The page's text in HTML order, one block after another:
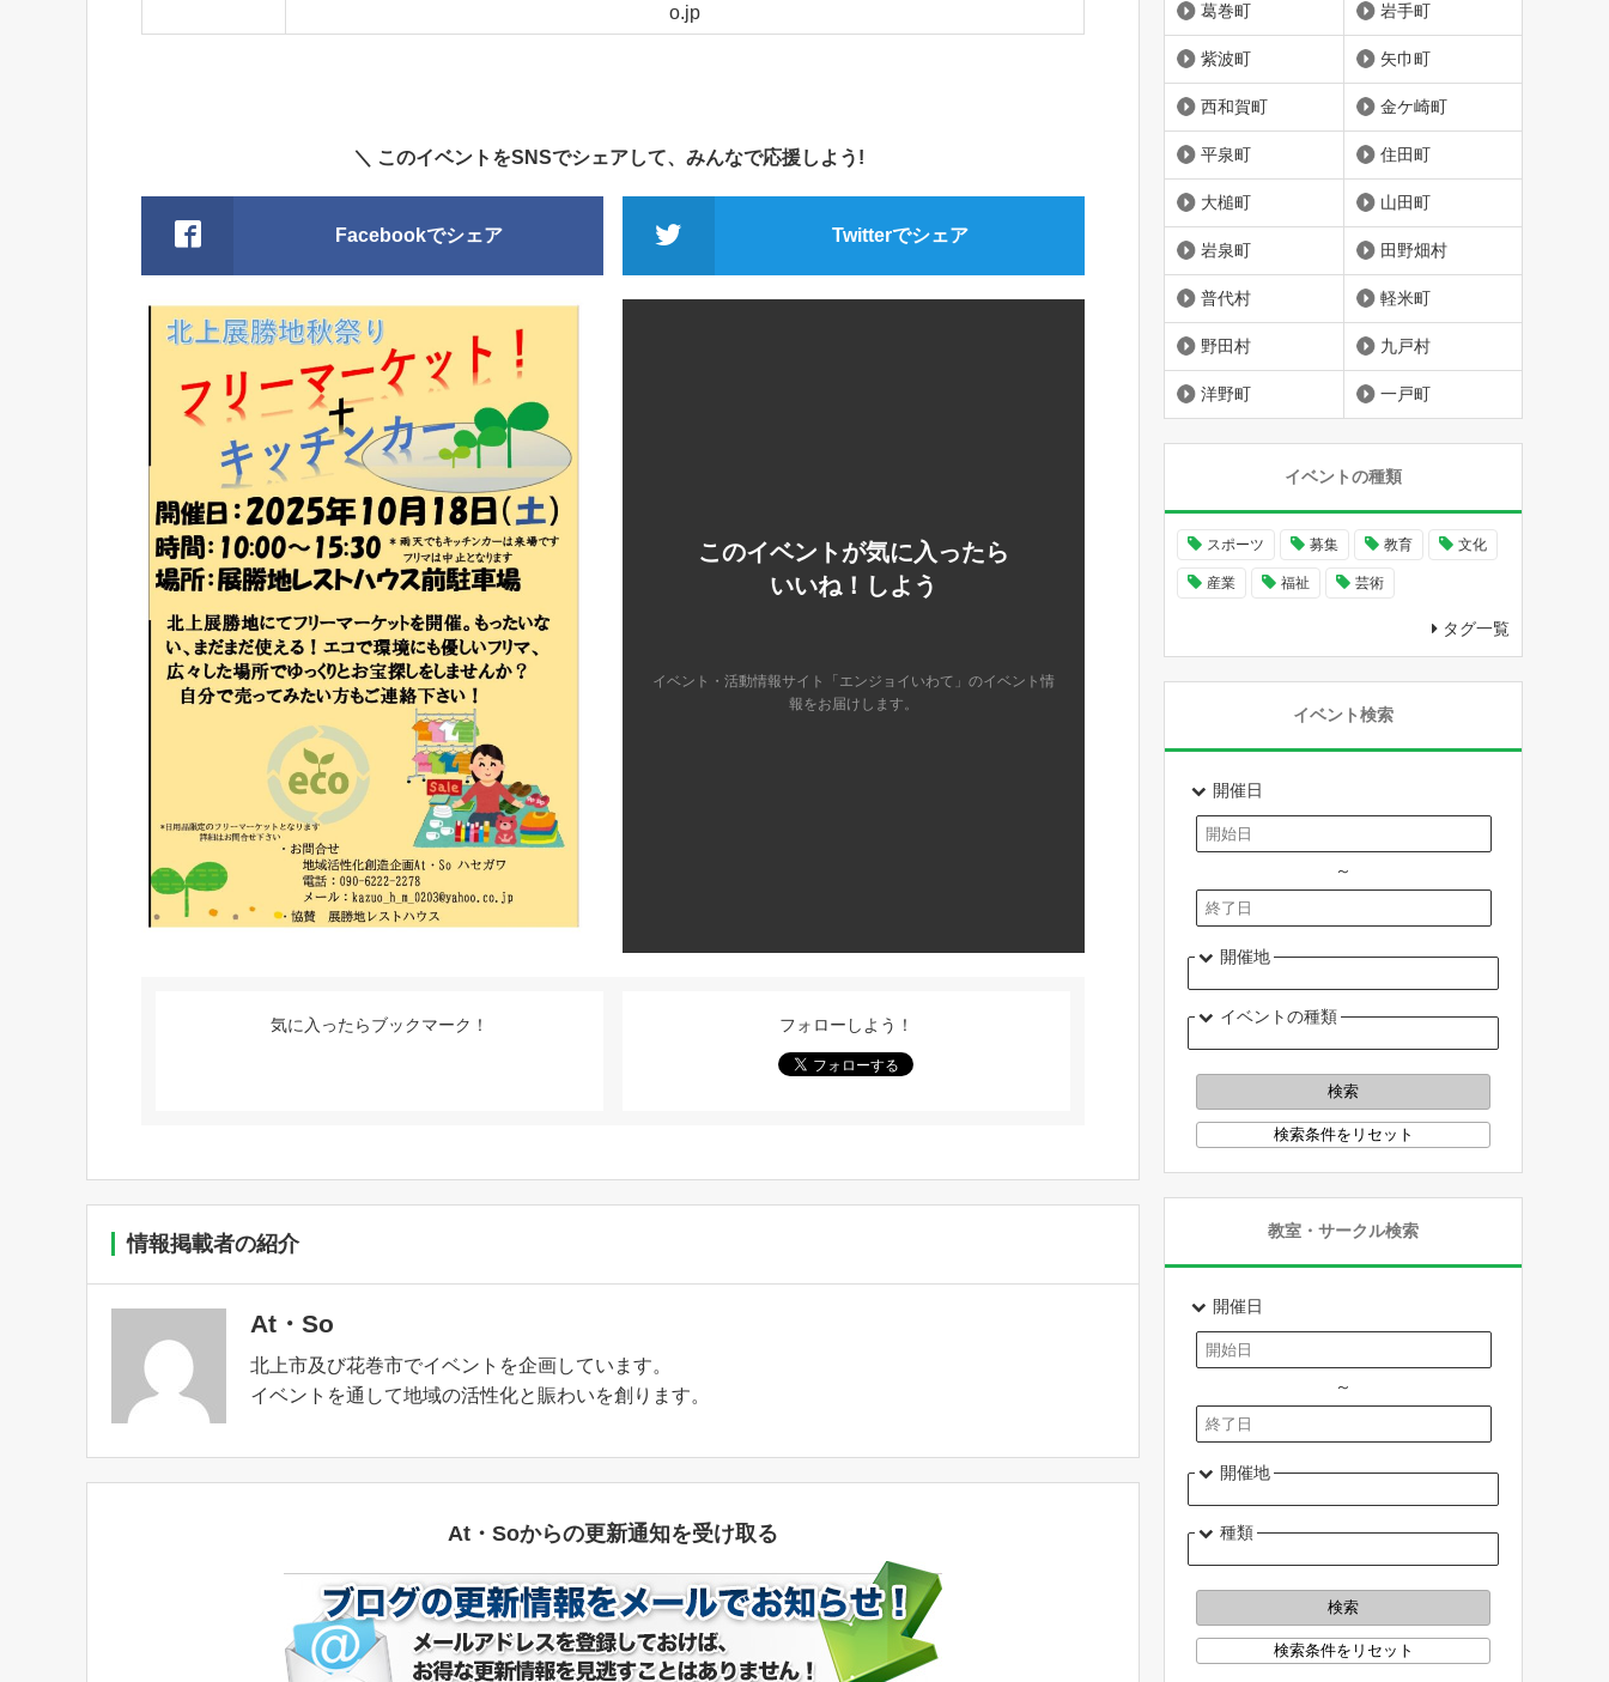
o.jp
＼ このイベントをSNSでシェアして、みんなで応援しよう!
Facebookでシェア Twitterでシェア
このイベントが気に入ったら
いいね！しよう
イベント・活動情報サイト「エンジョイいわて」のイベント情
報をお届けします。
気に入ったらブックマーク！ フォローしよう！
情報掲載者の紹介
At・So
北上市及び花巻市でイベントを企画しています。
イベントを通して地域の活性化と賑わいを創ります。
At・Soからの更新通知を受け取る
葛巻町 岩手町
紫波町 矢巾町
西和賀町 金ケ崎町
平泉町 住田町
大槌町 山田町
岩泉町 田野畑村
普代村 軽米町
野田村 九戸村
洋野町 一戸町
イベントの種類
スポーツ 募集 教育 文化
産業 福祉 芸術
タグ一覧
イベント検索
開催日
～
開催地
イベントの種類
教室・サークル検索
開催日
～
開催地
種類